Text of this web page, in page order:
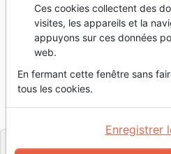
Aimer dans un
La foi chrétienne à
environnementaux
Auteur :Clément Blanc
Ces cookies collectent des
visites, les appareils et la
appuyons sur ces données
web.
En fermant cette fenêtre sans
tous les cookies.
Enregistrer